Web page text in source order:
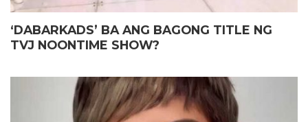
‘DABARKADS’ BA ANG BAGONG TITLE NG
TVJ NOONTIME SHOW?